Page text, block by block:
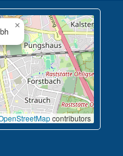
×
contributors